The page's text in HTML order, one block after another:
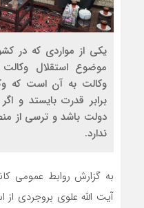
یکی از مواردی که در
موضوع استقلال
وکالت به آن است که
برابر قدرت بایستد و
دولت باشد و ترسی از
ندارد.
به گزارش روابط عمومی
آیت الله علوی بروجردی از